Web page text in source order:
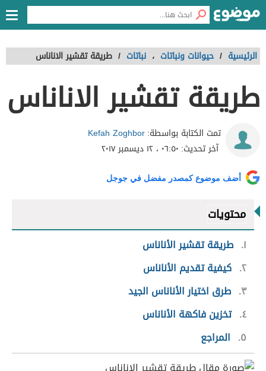
الرئيسية / حيوانات ونباتات ، نباتات / طريقة تقشير الاناناس
طريقة تقشير الاناناس
تمت الكتابة بواسطة:Kefah Zoghbor
آخر تحديث: ٠٦:٥٠ ، ١٢ ديسمبر ٢٠١٧
أضف موضوع كمصدر مفضل في جوجل
محتويات
١ طريقة تقشير الأناناس
٢ كيفية تقديم الأناناس
٣ طرق اختيار الأناناس الجيد
٤ تخزين فاكهة الأناناس
٥
المراجع